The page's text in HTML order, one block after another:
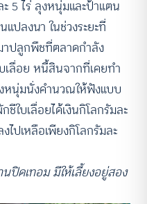
5 ไร่ ลุงหนุ่มและป้าแตน
ปลงนา ในช่วงระยะที่
าปลูกพืชที่ตลาดกำลัง
เลื่อย หนี้สินจากที่เคยทำ
หนุ่มนั่งคำนวณให้ฟังแบบ
ใบเลื่อยได้เงินกิโลกรัมละ
ปเหลือเพียงกิโลกรัมละ
นปิดเทอม มีให้เลี้ยงอยู่สอง